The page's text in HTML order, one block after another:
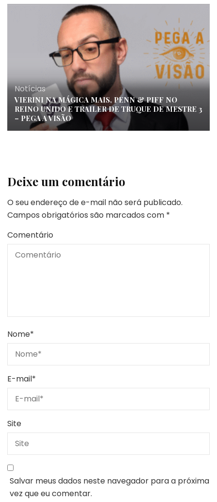
Notícias
VIERINI NA MÁGICA MAIS, PENN & PIFF NO
REINO UNIDO E TRAILER DE TRUQUE DE MESTRE 3
– PEGA A VISÃO
Deixe um comentário
O seu endereço de e-mail não será publicado.
Campos obrigatórios são marcados com *
Comentário
Nome*
E-mail*
Site
Salvar meus dados neste navegador para a próxima
vez que eu comentar.